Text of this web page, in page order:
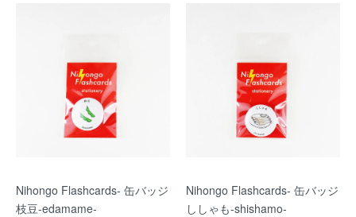
Nihongo Flashcards- 缶バッジ
枝豆-edamame-
Nihongo Flashcards- 缶バッジ
ししゃも-shishamo-